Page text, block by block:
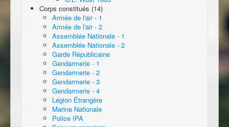
Corps constitués (14)
Armée de l'air - 1
Armée de l'air - 2
Assemblée Nationale - 1
Assemblée Nationale - 2
Garde Républicaine
Gendarmerie - 1
Gendarmerie - 2
Gendarmerie - 3
Gendarmerie - 4
Légion Étrangère
Marine Nationale
Police IPA